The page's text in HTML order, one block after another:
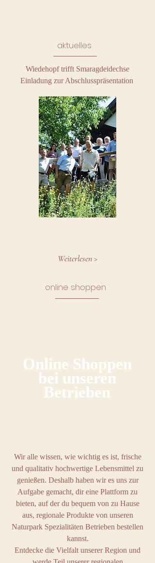
aktuelles
Wiedehopf trifft Smaragdeidechse
Einladung zur Abschlusspräsentation
Weiterlesen >
online shoppen
Online Shoppen
bei unseren
Betrieben
Wir alle wissen, wie wichtig es ist, frische
und qualitativ hochwertige Lebensmittel zu
genießen. Deshalb haben wir es uns zur
Aufgabe gemacht, dir eine Plattform zu
bieten, auf der du bequem von zu Hause
aus, regionale Produkte von unseren
Naturpark Spezialitäten Betrieben bestellen
kannst.
Entdecke die Vielfalt unserer Region und